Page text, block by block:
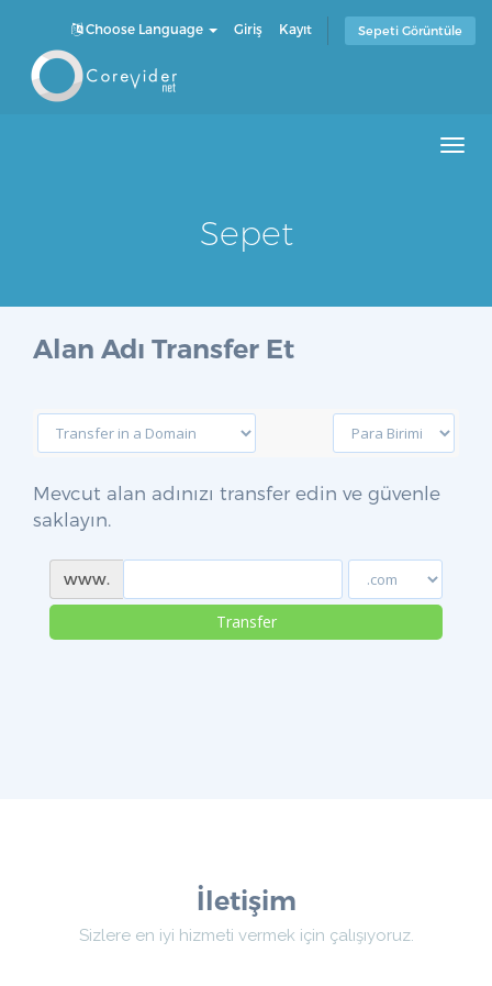
Choose Language Giriş Kayıt Sepeti Görüntüle
Sepet
Alan Adı Transfer Et
Mevcut alan adınızı transfer edin ve güvenle
saklayın.
www.
Transfer
İletişim
Sizlere en iyi hizmeti vermek için çalışıyoruz.